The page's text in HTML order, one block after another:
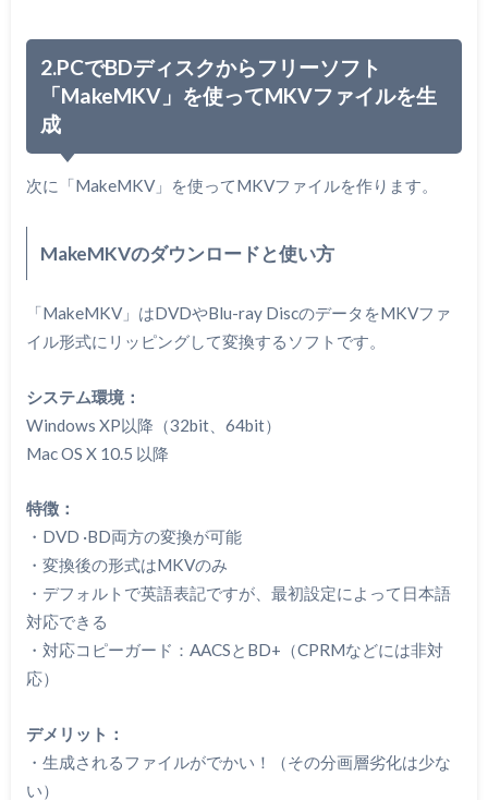
2.PCでBDディスクからフリーソフト
「MakeMKV」を使ってMKVファイルを生
成
次に「MakeMKV」を使ってMKVファイルを作ります。
MakeMKVのダウンロードと使い方
「MakeMKV」はDVDやBlu-ray DiscのデータをMKVファ
イル形式にリッピングして変換するソフトです。
システム環境：
Windows XP以降（32bit、64bit）
Mac OS X 10.5 以降
特徴：
・DVD ·BD両方の変換が可能
・変換後の形式はMKVのみ
・デフォルトで英語表記ですが、最初設定によって日本語
対応できる
・対応コピーガード：AACSとBD+（CPRMなどには非対
応）
デメリット：
・生成されるファイルがでかい！（その分画層劣化は少な
い）